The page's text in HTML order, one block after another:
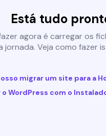
Está tudo
agora é carregar os
jornada. Veja como fazer
migrar um site para a
WordPress com o